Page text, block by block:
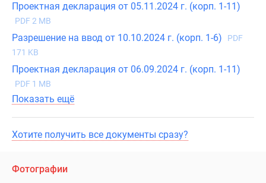
Проектная декларация от 05.11.2024 г. (корп. 1-11)
PDF 2 MB
Разрешение на ввод от 10.10.2024 г. (корп. 1-6)
PDF
171 KB
Проектная декларация от 06.09.2024 г. (корп. 1-11)
PDF 1 MB
Показать ещё
Хотите получить все документы сразу?
Фотографии